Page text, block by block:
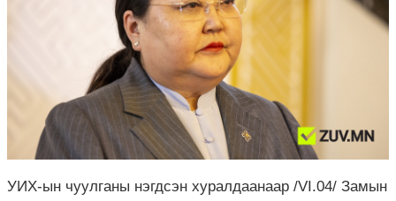
УИХ-ын чуулганы нэгдсэн хуралдаанаар /VI.04/ Замын